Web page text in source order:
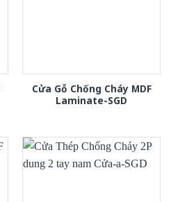
Cửa Gỗ Chống Cháy MDF
Laminate-SGD